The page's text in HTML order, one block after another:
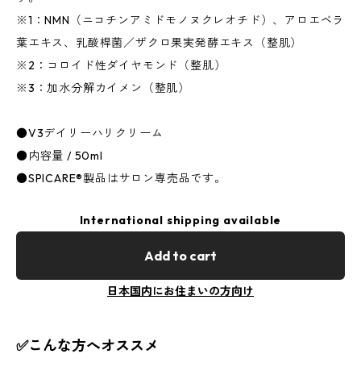
※1：NMN（ニコチンアミドモノヌクレオチド）、アロエベラ
葉エキス、乳酸桿菌／ザクロ果実発酵エキス（整肌）
※2：コロイド性ダイヤモンド（整肌）
※3：加水分解カイメン（整肌）
●V3デイリーハリクリーム
●内容量 / 50ml
●SPICARE®製品はサロン専売品です。
International shipping available
Add to cart
日本国内にお住まいの方向け
✅こんな方へオススメ